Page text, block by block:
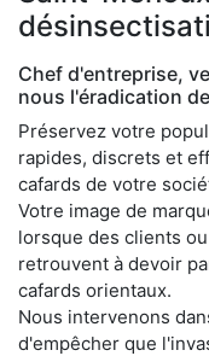
Chef d'entreprise,
nous l'éradication
Préservez votre
rapides, discrets et
cafards de votre
Votre image de
lorsque des clients
retrouvent à devoir
cafards orientaux.
Nous intervenons
d'empêcher que